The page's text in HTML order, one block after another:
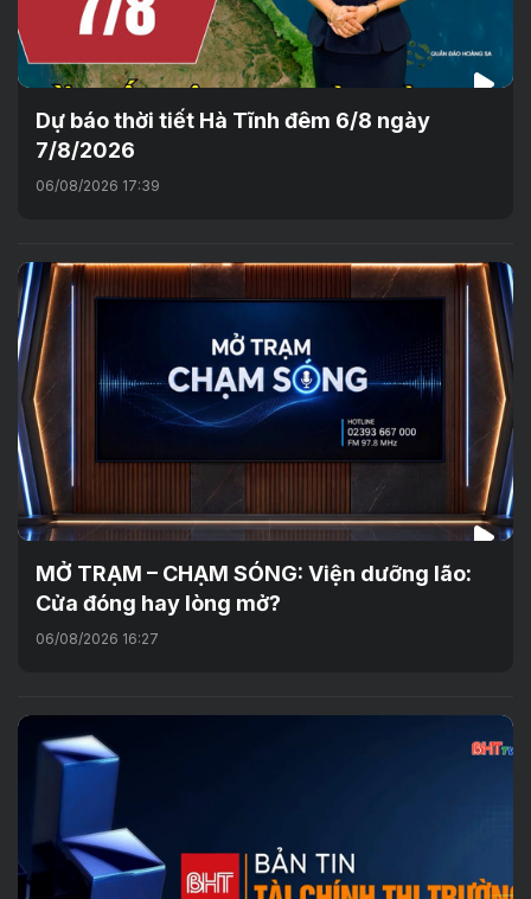
Dự báo thời tiết Hà Tĩnh đêm 6/8 ngày
7/8/2026
06/08/2026 17:39
MỞ TRẠM – CHẠM SÓNG: Viện dưỡng lão:
Cửa đóng hay lòng mở?
06/08/2026 16:27